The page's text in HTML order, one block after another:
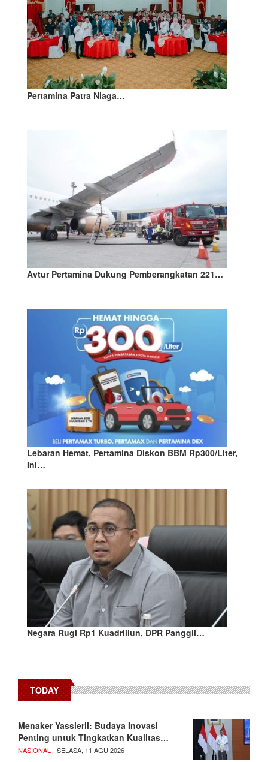
Pertamina Patra Niaga…
Avtur Pertamina Dukung Pemberangkatan 221…
Lebaran Hemat, Pertamina Diskon BBM Rp300/Liter,
Ini…
Negara Rugi Rp1 Kuadriliun, DPR Panggil…
TODAY
Menaker Yassierli: Budaya Inovasi
Penting untuk Tingkatkan Kualitas…
NASIONAL- SELASA, 11 AGU 2026